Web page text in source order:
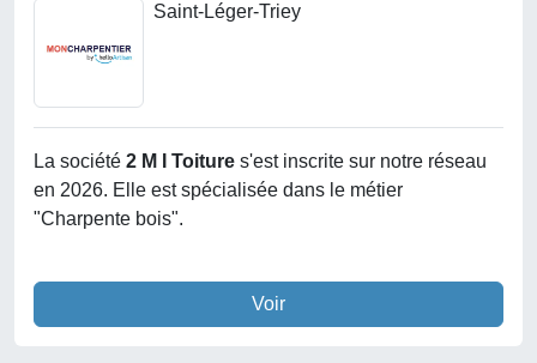
Saint-Léger-Triey
La société 2 M I Toiture s'est inscrite sur notre réseau
en 2026. Elle est spécialisée dans le métier
"Charpente bois".
Voir